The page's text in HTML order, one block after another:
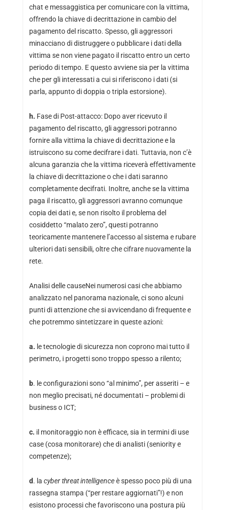
chat e messaggistica per comunicare con la vittima,
offrendo la chiave di decrittazione in cambio del
pagamento del riscatto. Spesso, gli aggressori
minacciano di distruggere o pubblicare i dati della
vittima se non viene pagato il riscatto entro un certo
periodo di tempo. E questo avviene sia per la vittima
che per gli interessati a cui si riferiscono i dati (si
parla, appunto di doppia o tripla estorsione).
h. Fase di Post-attacco: Dopo aver ricevuto il
pagamento del riscatto, gli aggressori potranno
fornire alla vittima la chiave di decrittazione e la
istruiscono su come decifrare i dati. Tuttavia, non c’è
alcuna garanzia che la vittima riceverà effettivamente
la chiave di decrittazione o che i dati saranno
completamente decifrati. Inoltre, anche se la vittima
paga il riscatto, gli aggressori avranno comunque
copia dei dati e, se non risolto il problema del
cosiddetto “malato zero”, questi potranno
teoricamente mantenere l’accesso al sistema e rubare
ulteriori dati sensibili, oltre che cifrare nuovamente la
rete.
Analisi delle causeNei numerosi casi che abbiamo
analizzato nel panorama nazionale, ci sono alcuni
punti di attenzione che si avvicendano di frequente e
che potremmo sintetizzare in queste azioni:
a. le tecnologie di sicurezza non coprono mai tutto il
perimetro, i progetti sono troppo spesso a rilento;
b. le configurazioni sono “al minimo”, per asseriti – e
non meglio precisati, né documentati – problemi di
business o ICT;
c. il monitoraggio non è efficace, sia in termini di use
case (cosa monitorare) che di analisti (seniority e
competenze);
d. la cyber threat intelligenceè spesso poco più di una
rassegna stampa (“per restare aggiornati”!) e non
esistono processi che favoriscono una postura più